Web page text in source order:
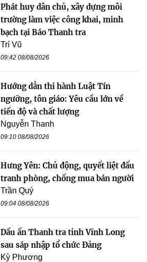
Phát huy dân chủ, xây dựng môi
trường làm việc công khai, minh
bạch tại Báo Thanh tra
Trí Vũ
09:42 08/08/2026
Hướng dẫn thi hành Luật Tín
ngưỡng, tôn giáo: Yêu cầu lớn về
tiến độ và chất lượng
Nguyễn Thanh
09:10 08/08/2026
Hưng Yên: Chủ động, quyết liệt đấu
tranh phòng, chống mua bán người
Trần Quý
09:04 08/08/2026
Dấu ấn Thanh tra tỉnh Vĩnh Long
sau sáp nhập tổ chức Đảng
Kỳ Phương